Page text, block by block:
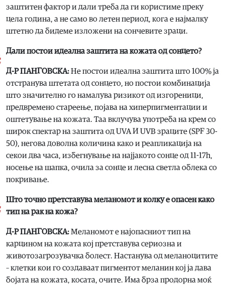
заштитен фактор и дали треба да ги користиме преку
цела година, а не само во летен период, кога е најмалку
штетно да бидеме изложени на сончевите зраци.
Дали постои идеална заштита на кожата од сонцето?
Д-Р ПАНГОВСКА:Не постои идеална заштита што 100% ја
отстранува штетата од сонцето, но постои комбинација
што значително го намалува ризикот од изгореници,
предвремено стареење, појава на хиперпигментации и
оштетување на кожата. Таа вклучува употреба на крем со
широк спектар на заштита од UVA И UVB зраците (SPF 30-
50), негова доволна количина како и реапликација на
секои два часа, избегнување на најјакото сонце од 11-17h,
носење на шапка, очила за сонце и лесна светла облека со
покривање.
Што точно претставува меланомот и колку е опасен како
тип на рак на кожа?
Д-Р ПАНГОВСКА:Меланомот е најопасниот тип на
карцином на кожата кој претставува сериозна и
животозагрозувачка болест. Настанува од меланоцитите
– клетки кои го создаваат пигментот меланин кој ја дава
бојата на кожата, косата, очите. Има брза продорна моќ